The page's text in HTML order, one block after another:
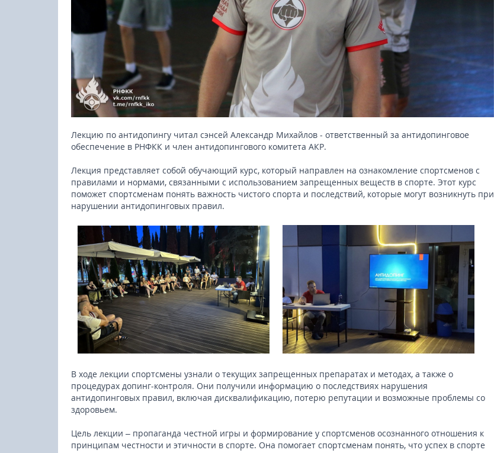
Лекцию по антидопингу читал сэнсей Александр Михайлов - ответственный за антидопинговое
обеспечение в РНФКК и член антидопингового комитета АКР.
Лекция представляет собой обучающий курс, который направлен на ознакомление спортсменов с
правилами и нормами, связанными с использованием запрещенных веществ в спорте. Этот курс
поможет спортсменам понять важность чистого спорта и последствий, которые могут возникнуть при
нарушении антидопинговых правил.
В ходе лекции спортсмены узнали о текущих запрещенных препаратах и методах, а также о
процедурах допинг-контроля. Они получили информацию о последствиях нарушения
антидопинговых правил, включая дисквалификацию, потерю репутации и возможные проблемы со
здоровьем.
Цель лекции – пропаганда честной игры и формирование у спортсменов осознанного отношения к
принципам честности и этичности в спорте. Она помогает спортсменам понять, что успех в спорте
23-25.10.2026
Spanish Autumn Camp 2026
16.08.2026
RCC Kyokushin Fight 5